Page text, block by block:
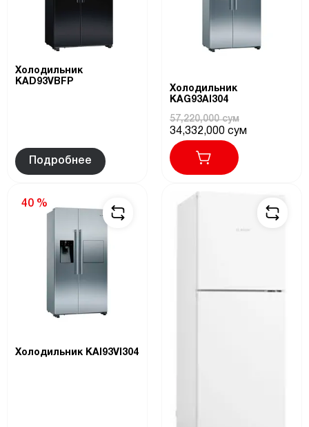
Холодильник
KAD93VBFP
Подробнее
Холодильник
KAG93AI304
57,220,000 сум
34,332,000 сум
40 %
Холодильник KAI93VI304